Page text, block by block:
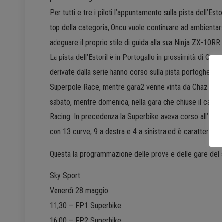
Per tutti e tre i piloti l’appuntamento sulla pista
top della categoria, Oncu vuole continuare ad
adeguare il proprio stile di guida alla sua Ninja ZX-
La pista dell’Estoril è in Portogallo in prossimità di
derivate dalla serie hanno corso sulla pista portoghese
Superpole Race, mentre gara2 venne vinta da Chaz
sabato, mentre domenica, nella gara che chiuse il
Racing. In precedenza la Superbike aveva corso
con 13 curve, 9 a destra e 4 a sinistra ed è
Questa la programmazione delle prove e delle gare
Sky Sport
Venerdì 28 maggio
11,30 – FP1 Superbike